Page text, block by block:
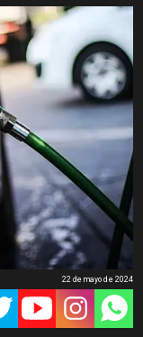
22 de mayo de 2024